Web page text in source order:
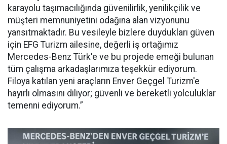
karayolu taşımacılığında güvenilirlik, yenilikçilik ve
müşteri memnuniyetini odağına alan vizyonunu
yansıtmaktadır. Bu vesileyle bizlere duydukları güven
için EFG Turizm ailesine, değerli iş ortağımız
Mercedes-Benz Türk'e ve bu projede emeği bulunan
tüm çalışma arkadaşlarımıza teşekkür ediyorum.
Filoya katılan yeni araçların Enver Geçgel Turizm'e
hayırlı olmasını diliyor; güvenli ve bereketli yolculuklar
temenni ediyorum.”